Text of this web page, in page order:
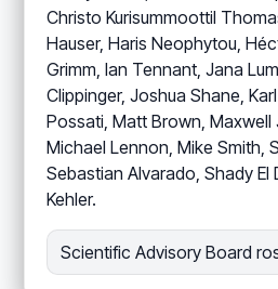
Christo Kurisummoottil
Hauser, Haris Neophytou,
Grimm, Ian Tennant, Jana
Clippinger, Joshua Shane,
Possati, Matt Brown, Maxwell
Michael Lennon, Mike Smith,
Sebastian Alvarado, Shady
Kehler.
Scientific Advisory Board